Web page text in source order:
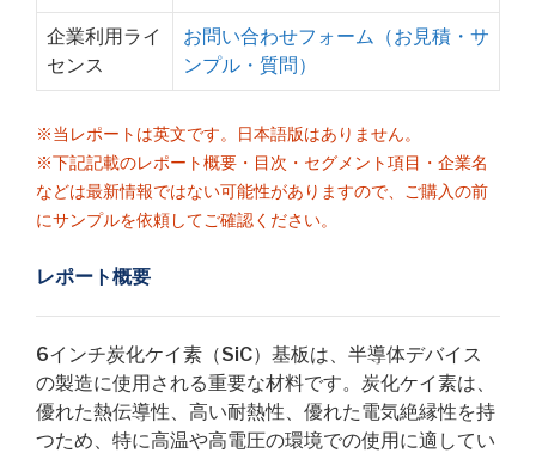
企業利用ライ
センス
お問い合わせフォーム（お見積・サ
ンプル・質問）
※当レポートは英文です。日本語版はありません。
※下記記載のレポート概要・目次・セグメント項目・企業名
などは最新情報ではない可能性がありますので、ご購入の前
にサンプルを依頼してご確認ください。
レポート概要
6インチ炭化ケイ素（SiC）基板は、半導体デバイス
の製造に使用される重要な材料です。炭化ケイ素は、
優れた熱伝導性、高い耐熱性、優れた電気絶縁性を持
つため、特に高温や高電圧の環境での使用に適してい